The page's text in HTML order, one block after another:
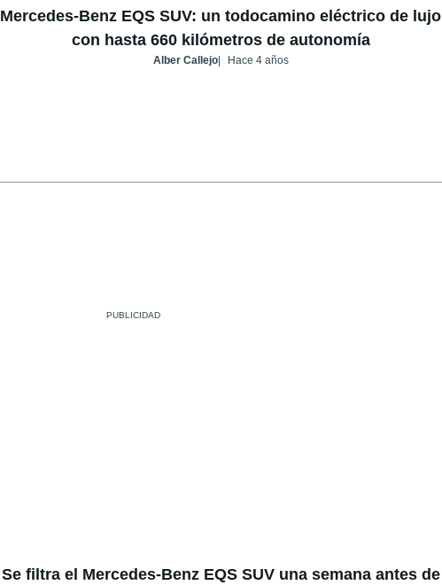
Mercedes-Benz EQS SUV: un todocamino eléctrico de lujo
con hasta 660 kilómetros de autonomía
Alber Callejo Hace 4 años
Se filtra el Mercedes-Benz EQS SUV una semana antes de